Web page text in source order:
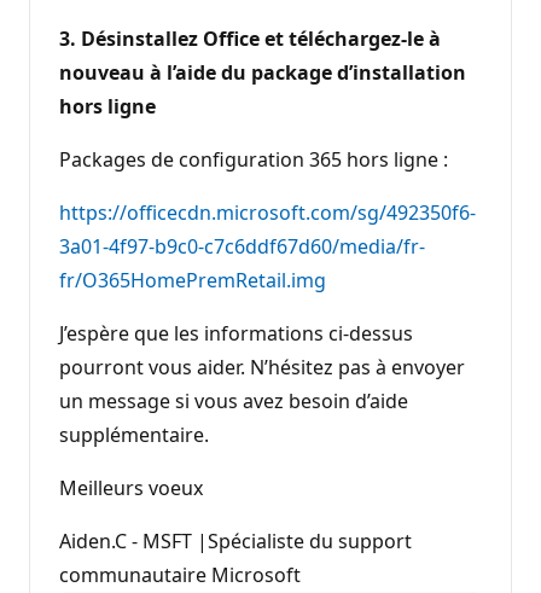
3. Désinstallez Office et téléchargez-le à
nouveau à l’aide du package d’installation
hors ligne
Packages de configuration 365 hors ligne :
https://officecdn.microsoft.com/sg/492350f6-
3a01-4f97-b9c0-c7c6ddf67d60/media/fr-
fr/O365HomePremRetail.img
J’espère que les informations ci-dessus
pourront vous aider. N’hésitez pas à envoyer
un message si vous avez besoin d’aide
supplémentaire.
Meilleurs voeux
Aiden.C - MSFT |Spécialiste du support
communautaire Microsoft